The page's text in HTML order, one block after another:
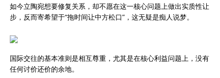
如今立陶宛想要修复关系，却不愿在这一核心问题上做出实质性让
步，反而寄希望于“拖时间让中方松口”，这无疑是痴人说梦。
国际交往的基本准则是相互尊重，尤其是在核心利益问题上，没有
任何讨价还价的余地。